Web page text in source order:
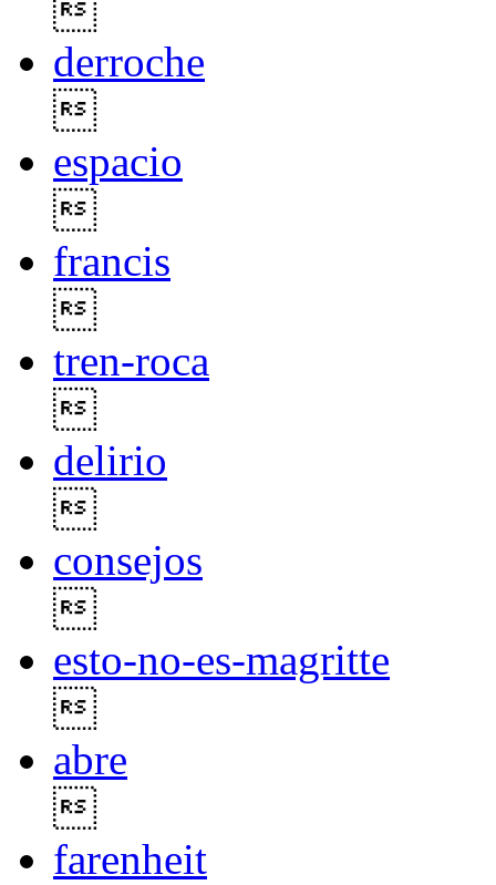
derroche
espacio
francis
tren-roca
delirio
consejos
esto-no-es-magritte
abre
farenheit